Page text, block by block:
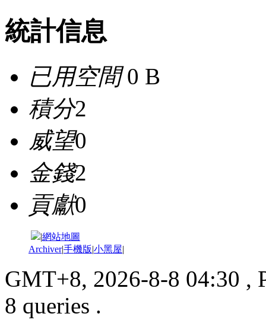
統計信息
已用空間0 B
積分2
威望0
金錢2
貢獻0
|網站地圖
Archiver|手機版|小黑屋|
GMT+8, 2026-8-8 04:30 ,
8 queries .